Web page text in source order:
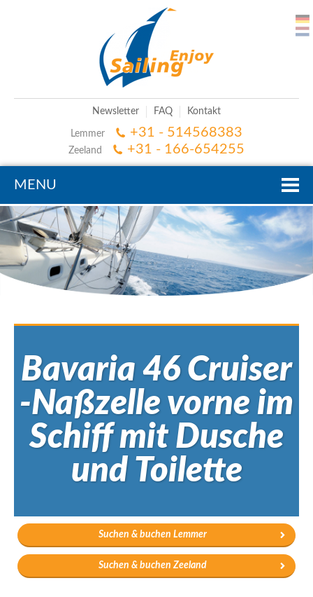
Newsletter FAQ Kontakt
Lemmer +31 - 514568383
Zeeland +31 - 166-654255
MENU
Bavaria 46 Cruiser
-Naßzelle vorne im
Schiff mit Dusche
und Toilette
Suchen & buchen Lemmer
Suchen & buchen Zeeland